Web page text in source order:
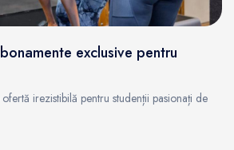
exclusive pentru
irezistibilă pentru studenții pasionați de